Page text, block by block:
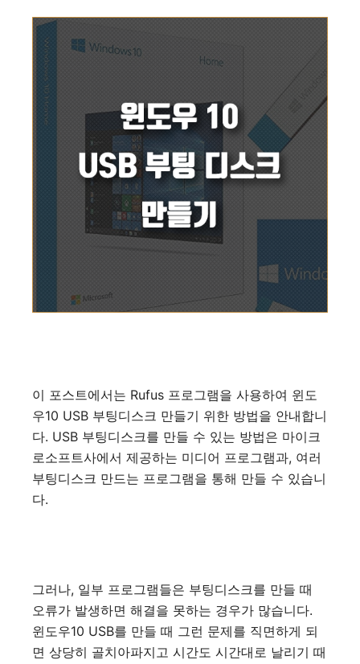
이 포스트에서는 Rufus 프로그램을 사용하여 윈도
우10 USB 부팅디스크 만들기 위한 방법을 안내합니
다. USB 부팅디스크를 만들 수 있는 방법은 마이크
로소프트사에서 제공하는 미디어 프로그램과, 여러
부팅디스크 만드는 프로그램을 통해 만들 수 있습니
다.
그러나, 일부 프로그램들은 부팅디스크를 만들 때
오류가 발생하면 해결을 못하는 경우가 많습니다.
윈도우10 USB를 만들 때 그런 문제를 직면하게 되
면 상당히 골치아파지고 시간도 시간대로 날리기 때